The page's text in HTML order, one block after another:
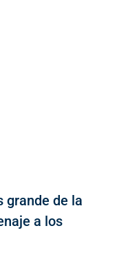
grande de la
a los